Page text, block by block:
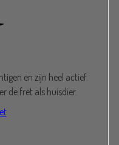
en zijn heel actief.
de fret als huisdier.